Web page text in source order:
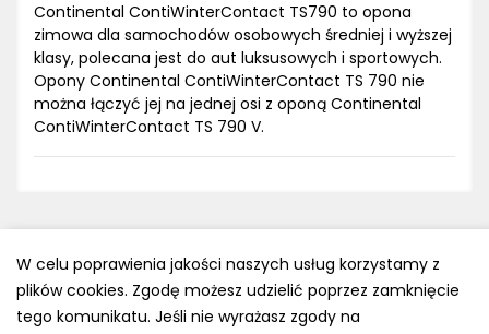
Continental ContiWinterContact TS790 to opona
zimowa dla samochodów osobowych średniej i wyższej
klasy, polecana jest do aut luksusowych i sportowych.
Opony Continental ContiWinterContact TS 790 nie
można łączyć jej na jednej osi z oponą Continental
ContiWinterContact TS 790 V.
Polityka prywatności
W celu poprawienia jakości naszych usług korzystamy z
plików cookies. Zgodę możesz udzielić poprzez zamknięcie
tego komunikatu. Jeśli nie wyrażasz zgody na